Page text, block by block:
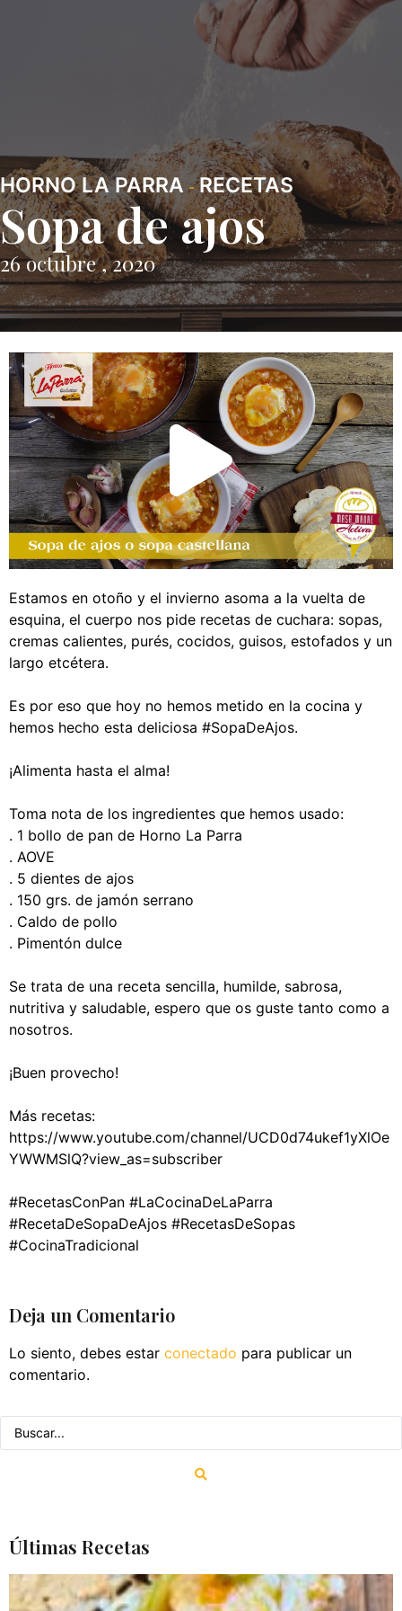
HORNO LA PARRA -RECETAS
Sopa de ajos
26 octubre , 2020
Estamos en otoño y el invierno asoma a la vuelta de
esquina, el cuerpo nos pide recetas de cuchara: sopas,
cremas calientes, purés, cocidos, guisos, estofados y un
largo etcétera.⁣
Es por eso que hoy no hemos metido en la cocina y
hemos hecho esta deliciosa #SopaDeAjos.⁣
¡Alimenta hasta el alma!⁣
Toma nota de los ingredientes que hemos usado:⁣
. 1 bollo de pan de Horno La Parra⁣
. AOVE⁣
. 5 dientes de ajos⁣
. 150 grs. de jamón serrano⁣
. Caldo de pollo⁣
. Pimentón dulce⁣
Se trata de una receta sencilla, humilde, sabrosa,
nutritiva y saludable, espero que os guste tanto como a
nosotros.⁣
¡Buen provecho!⁣
Más recetas:
⁣https://www.youtube.com/channel/UCD0d74ukef1yXlOe
YWWMSlQ?view_as=subscriber
#RecetasConPan #LaCocinaDeLaParra
#RecetaDeSopaDeAjos #RecetasDeSopas
#CocinaTradicional
Deja un Comentario
Lo siento, debes estar conectado para publicar un
comentario.
Últimas Recetas